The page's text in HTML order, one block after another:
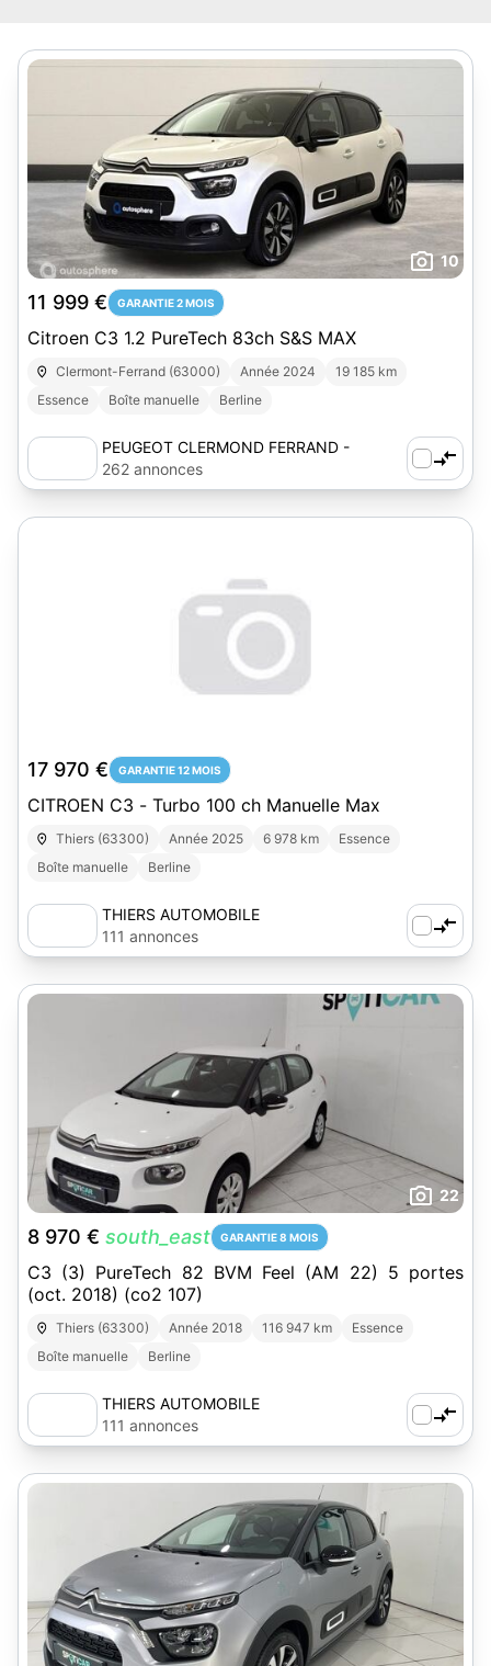
10
11 999 € GARANTIE 2 MOIS
Citroen C3 1.2 PureTech 83ch S&S MAX
Clermont-Ferrand (63000) Année 2024
19 185 km
Essence
Boîte manuelle Berline
PEUGEOT CLERMOND FERRAND -
AUTOSPHERE
262 annonces
17 970 € GARANTIE 12 MOIS
CITROEN C3 - Turbo 100 ch Manuelle Max
Thiers (63300) Année 2025 6 978 km
Essence
Boîte manuelle
Berline
THIERS AUTOMOBILE
111 annonces
22
8 970 € south_east GARANTIE 8 MOIS
C3 (3) PureTech 82 BVM Feel (AM 22) 5 portes
(oct. 2018) (co2 107)
Thiers (63300) Année 2018 116 947 km
Essence
Boîte manuelle
Berline
THIERS AUTOMOBILE
111 annonces